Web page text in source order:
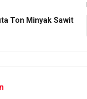
Ton Minyak Sawit